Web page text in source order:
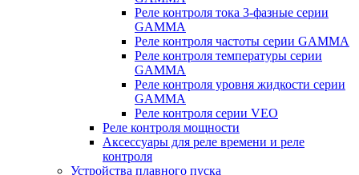
Реле контроля тока 3-фазные серии
GAMMA
Реле контроля частоты серии GAMMA
Реле контроля температуры серии
GAMMA
Реле контроля уровня жидкости серии
GAMMA
Реле контроля серии VEO
Реле контроля мощности
Аксессуары для реле времени и реле
контроля
Устройства плавного пуска